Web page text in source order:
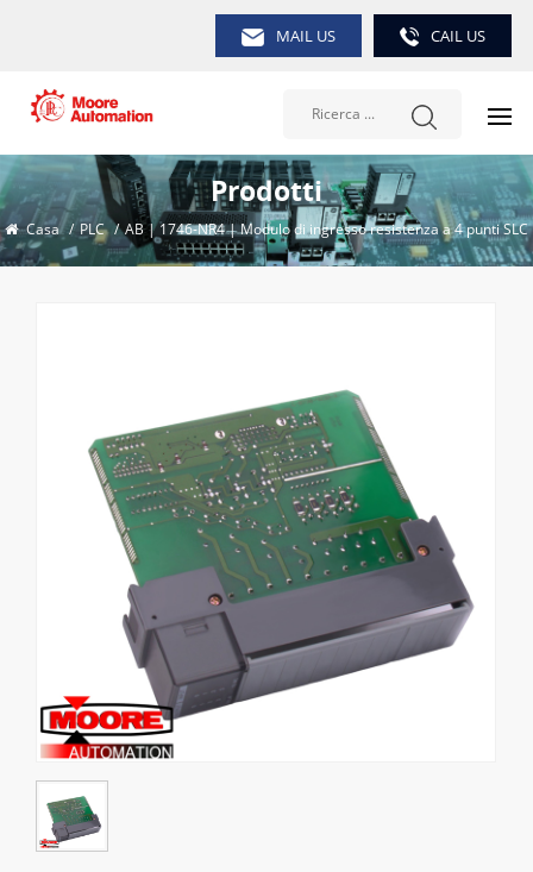
MAIL US CAIL US
Prodotti
Casa / PLC / AB | 1746-NR4 | Modulo di ingresso resistenza a 4 punti SLC